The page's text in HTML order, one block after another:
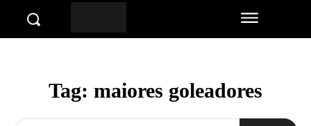
Tag: maiores goleadores